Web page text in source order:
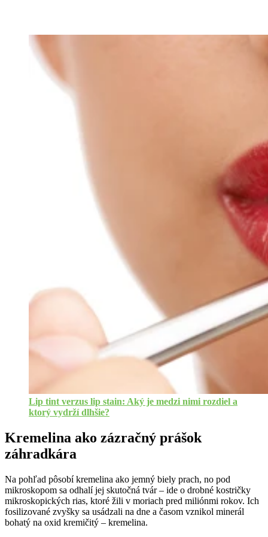
Lip tint verzus lip stain: Aký je medzi nimi rozdiel a
ktorý vydrží dlhšie?
Kremelina ako zázračný prášok
záhradkára
Na pohľad pôsobí kremelina ako jemný biely prach, no pod
mikroskopom sa odhalí jej skutočná tvár – ide o drobné kostričky
mikroskopických rias, ktoré žili v moriach pred miliónmi rokov. Ich
fosilizované zvyšky sa usádzali na dne a časom vznikol minerál
bohatý na oxid kremičitý – kremelina.